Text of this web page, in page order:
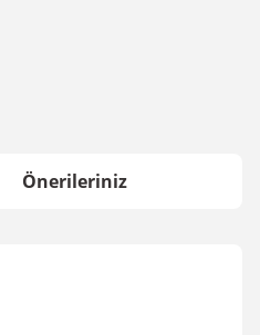
Önerileriniz